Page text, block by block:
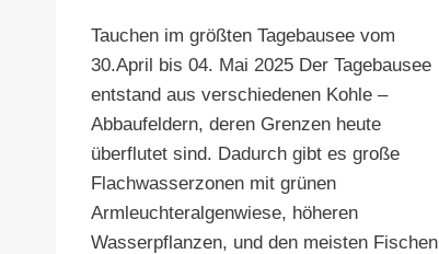
Tauchen im größten Tagebausee vom
30.April bis 04. Mai 2025 Der Tagebausee
entstand aus verschiedenen Kohle –
Abbaufeldern, deren Grenzen heute
überflutet sind. Dadurch gibt es große
Flachwasserzonen mit grünen
Armleuchteralgenwiese, höheren
Wasserpflanzen, und den meisten Fischen